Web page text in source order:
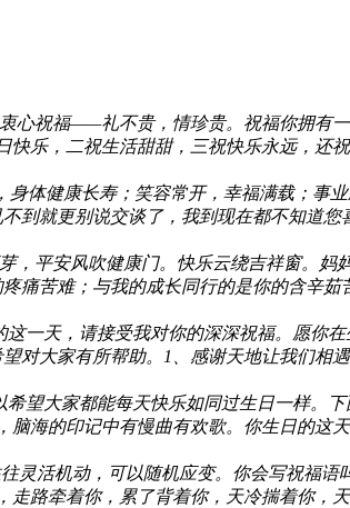
心祝福——礼不贵，情珍贵。祝福你拥有
乐，二祝生活甜甜，三祝快乐永远，还
体健康长寿；笑容常开，幸福满载；事
到就更别说交谈了，我到现在都不知道
平安风吹健康门。快乐云绕吉祥窗。妈
痛苦难；与我的成长同行的是你的含辛茹
一天，请接受我对你的深深祝福。愿你
对大家有所帮助。1、感谢天地让我们相
望大家都能每天快乐如同过生日一样。
海的印记中有慢曲有欢歌。你生日的这
灵活机动，可以随机应变。你会写祝福语
路牵着你，累了背着你，天冷揣着你，